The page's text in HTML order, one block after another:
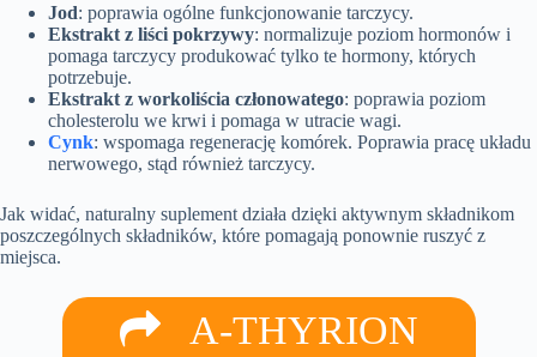
Jod: poprawia ogólne funkcjonowanie tarczycy.
Ekstrakt z liści pokrzywy: normalizuje poziom hormonów i
pomaga tarczycy produkować tylko te hormony, których
potrzebuje.
Ekstrakt z workoliścia członowatego: poprawia poziom
cholesterolu we krwi i pomaga w utracie wagi.
Cynk: wspomaga regenerację komórek. Poprawia pracę układu
nerwowego, stąd również tarczycy.
Jak widać, naturalny suplement działa dzięki aktywnym składnikom
poszczególnych składników, które pomagają ponownie ruszyć z
miejsca.
A-THYRION